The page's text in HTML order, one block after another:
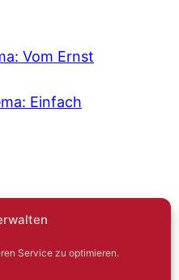
Service zu optimieren.
Vom Ernst
Einfach
bin einsam